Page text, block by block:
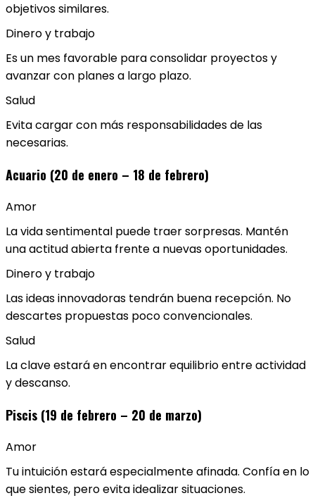
objetivos similares.
Dinero y trabajo
Es un mes favorable para consolidar proyectos y
avanzar con planes a largo plazo.
Salud
Evita cargar con más responsabilidades de las
necesarias.
Acuario (20 de enero – 18 de febrero)
Amor
La vida sentimental puede traer sorpresas. Mantén
una actitud abierta frente a nuevas oportunidades.
Dinero y trabajo
Las ideas innovadoras tendrán buena recepción. No
descartes propuestas poco convencionales.
Salud
La clave estará en encontrar equilibrio entre actividad
y descanso.
Piscis (19 de febrero – 20 de marzo)
Amor
Tu intuición estará especialmente afinada. Confía en lo
que sientes, pero evita idealizar situaciones.